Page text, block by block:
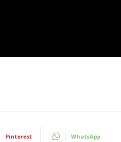
Pinterest WhatsApp